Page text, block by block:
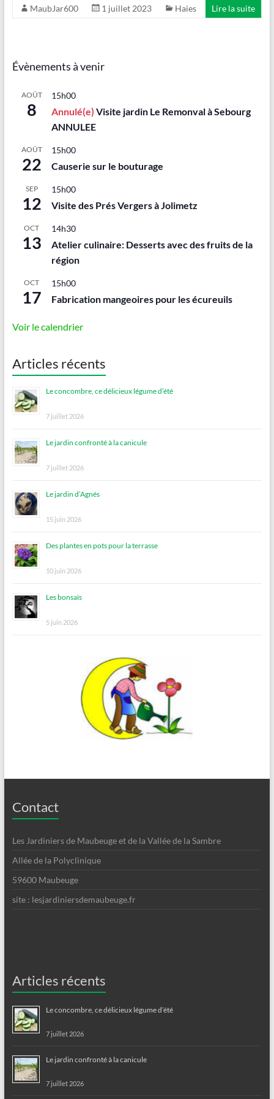
MaubJar600 1 juillet 2023 Haies Lire la suite
Évènements à venir
AOÛT
8
15h00
Annulé(e) Visite jardin Le Remonval à Sebourg
ANNULEE
AOÛT
22
15h00
Causerie sur le bouturage
SEP
12
15h00
Visite des Prés Vergers à Jolimetz
OCT
13
14h30
Atelier culinaire: Desserts avec des fruits de la
région
OCT
17
15h00
Fabrication mangeoires pour les écureuils
Voir le calendrier
Articles récents
Le concombre, ce délicieux légume d’été
7 juillet 2026
Le jardin confronté à la canicule
7 juillet 2026
Le jardin d’Agnés
15 juin 2026
Des plantes en pots pour la terrasse
10 juin 2026
Les bonsaïs
5 juin 2026
Contact
Les Jardiniers de Maubeuge et de la Vallée de la Sambre
Allée de la Polyclinique
59600 Maubeuge
site : lesjardiniersdemaubeuge.fr
Articles récents
Le concombre, ce délicieux légume d’été
7 juillet 2026
Le jardin confronté à la canicule
7 juillet 2026